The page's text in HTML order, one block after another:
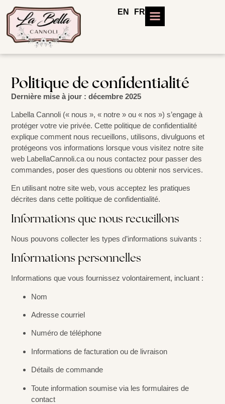
EN FR
Politique de confidentialité
Dernière mise à jour : décembre 2025
Labella Cannoli (« nous », « notre » ou « nos ») s’engage à
protéger votre vie privée. Cette politique de confidentialité
explique comment nous recueillons, utilisons, divulguons et
protégeons vos informations lorsque vous visitez notre site
web LabellaCannoli.ca ou nous contactez pour passer des
commandes, poser des questions ou obtenir nos services.
En utilisant notre site web, vous acceptez les pratiques
décrites dans cette politique de confidentialité.
Informations que nous recueillons
Nous pouvons collecter les types d’informations suivants :
Informations personnelles
Informations que vous fournissez volontairement, incluant :
Nom
Adresse courriel
Numéro de téléphone
Informations de facturation ou de livraison
Détails de commande
Toute information soumise via les formulaires de
contact